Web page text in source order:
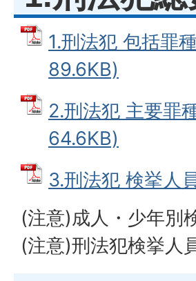
1.刑法犯 包括罪
89.6KB)
2.刑法犯 主要罪
64.6KB)
3.刑法犯 検挙人
(注意)成人・少年別
(注意)刑法犯検挙人